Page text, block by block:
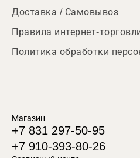
Доставка / Самовывоз
Правила интернет-
Политика обработки
Магазин
+7 831 297-50-95
+7 910-393-80-26